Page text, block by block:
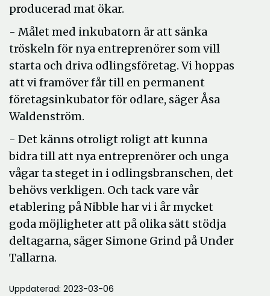
producerad mat ökar.
- Målet med inkubatorn är att sänka
tröskeln för nya entreprenörer som vill
starta och driva odlingsföretag. Vi hoppas
att vi framöver får till en permanent
företagsinkubator för odlare, säger Åsa
Waldenström.
- Det känns otroligt roligt att kunna
bidra till att nya entreprenörer och unga
vågar ta steget in i odlingsbranschen, det
behövs verkligen. Och tack vare vår
etablering på Nibble har vi i år mycket
goda möjligheter att på olika sätt stödja
deltagarna, säger Simone Grind på Under
Tallarna.
Uppdaterad: 2023-03-06